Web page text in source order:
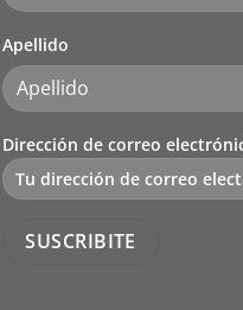
Apellido
Dirección de correo